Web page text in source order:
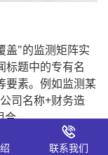
盖"的监测矩阵实
标题中的专有名
要素。例如监测某
司名称+财务造
合。
网站使用站内搜
联系我们